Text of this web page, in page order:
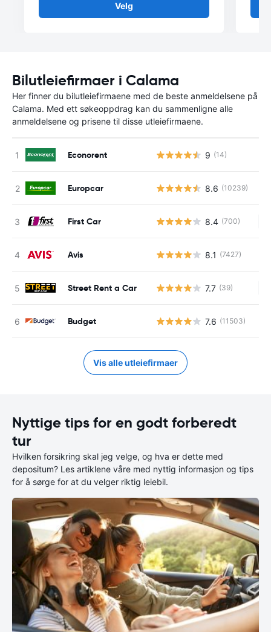
Velg
Bilutleiefirmaer i Calama
Her finner du bilutleiefirmaene med de beste anmeldelsene på
Calama. Med ett søkeoppdrag kan du sammenligne alle
anmeldelsene og prisene til disse utleiefirmaene.
Econorent 9 (14)
Europcar 8.6 (10239)
First Car 8.4 (700)
Avis 8.1 (7427)
Street Rent a Car 7.7 (39)
Budget 7.6 (11503)
Vis alle utleiefirmaer
Nyttige tips for en godt forberedt
tur
Hvilken forsikring skal jeg velge, og hva er dette med
depositum? Les artiklene våre med nyttig informasjon og tips
for å sørge for at du velger riktig leiebil.